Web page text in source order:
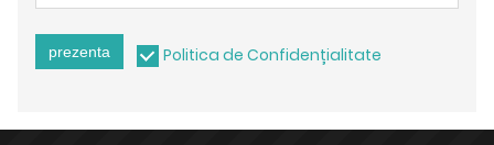
prezenta Politica de Confidențialitate